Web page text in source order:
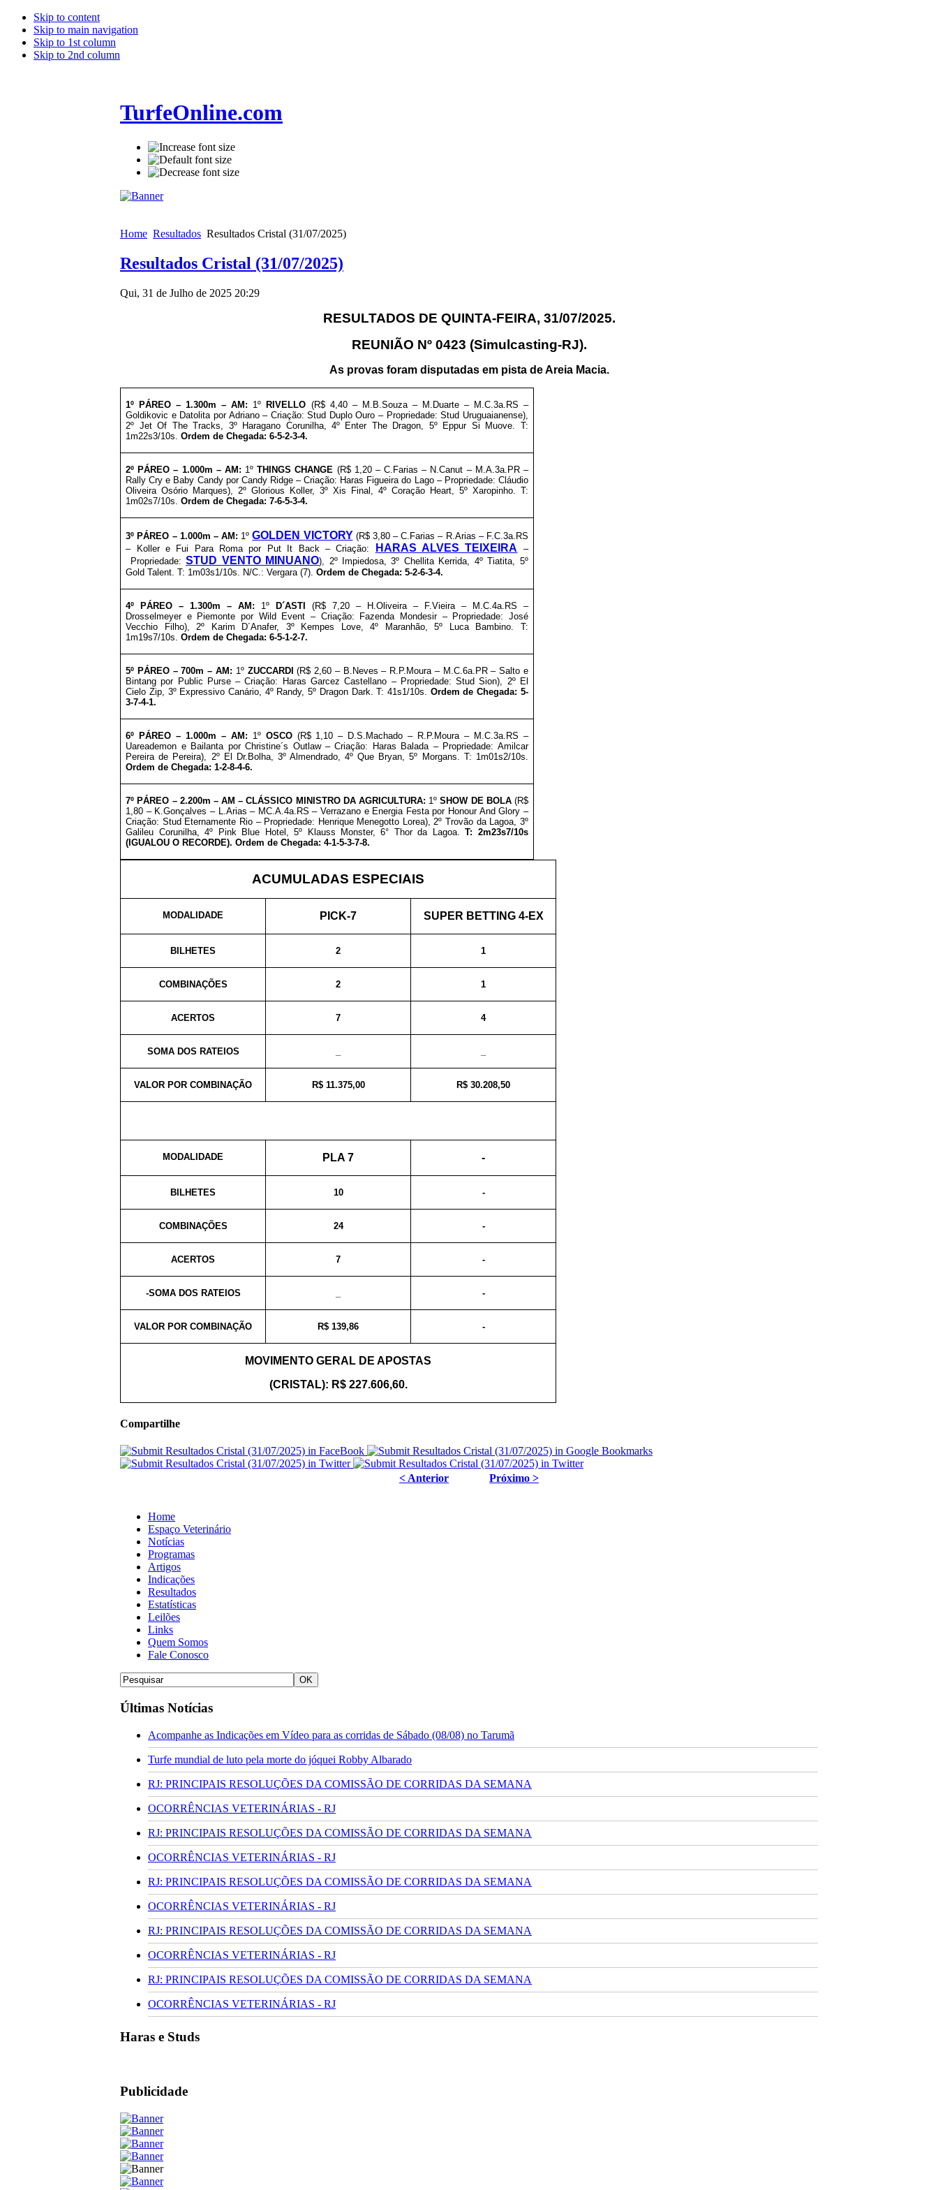
Skip to content
Skip to main navigation
Skip to 1st column
Skip to 2nd column
TurfeOnline.com
Home Resultados Resultados Cristal (31/07/2025)
Resultados Cristal (31/07/2025)
Qui, 31 de Julho de 2025 20:29
RESULTADOS DE QUINTA-FEIRA, 31/07/2025.
REUNIÃO Nº 0423 (Simulcasting-RJ).
As provas foram disputadas em pista de Areia Macia.
1º PÁREO –1.300m – AM: 1º RIVELLO (R$ 4,40 – M.B.Souza – M.Duarte – M.C.3a.RS –
Goldikovic e Datolita por Adriano – Criação: Stud Duplo Ouro – Propriedade: Stud Uruguaianense),
2º Jet Of The Tracks, 3º Haragano Corunilha, 4º Enter The Dragon, 5º Eppur Si Muove. T:
1m22s3/10s.Ordem de Chegada: 6-5-2-3-4.
2º PÁREO – 1.000m – AM: 1º THINGS CHANGE (R$ 1,20 – C.Farias – N.Canut – M.A.3a.PR –
Rally Cry e Baby Candy por Candy Ridge – Criação: Haras Figueira do Lago – Propriedade: Cláudio
Oliveira Osório Marques), 2º Glorious Koller, 3º Xis Final, 4º Coração Heart, 5º Xaropinho. T:
1m02s7/10s.Ordem de Chegada: 7-6-5-3-4.
3º PÁREO – 1.000m – AM: 1º GOLDEN VICTORY (R$ 3,80 – C.Farias – R.Arias – F.C.3a.RS
– Koller e Fui Para Roma por Put It Back – Criação:
HARAS ALVES TEIXEIRA –
Propriedade:STUD VENTO MINUANO), 2º Impiedosa, 3º Chellita Kerrida, 4º Tiatita, 5º
Gold Talent. T: 1m03s1/10s. N/C.: Vergara (7).Ordem de Chegada: 5-2-6-3-4.
4º PÁREO –1.300m – AM: 1º D´ASTI(R$ 7,20 – H.Oliveira – F.Vieira – M.C.4a.RS –
Drosselmeyer e Piemonte por Wild Event – Criação: Fazenda Mondesir – Propriedade: José
Vecchio Filho), 2º Karim D´Anafer, 3º Kempes Love, 4º Maranhão, 5º Luca Bambino. T:
1m19s7/10s.Ordem de Chegada: 6-5-1-2-7.
5º PÁREO – 700m – AM: 1º ZUCCARDI(R$ 2,60 – B.Neves – R.P.Moura – M.C.6a.PR – Salto e
Bintang por Public Purse – Criação: Haras Garcez Castellano – Propriedade: Stud Sion), 2º El
Cielo Zip, 3º Expressivo Canário, 4º Randy, 5º Dragon Dark. T: 41s1/10s. Ordem de Chegada: 5-
3-7-4-1.
6º PÁREO – 1.000m – AM: 1º OSCO (R$ 1,10 – D.S.Machado – R.P.Moura – M.C.3a.RS –
Uareademon e Bailanta por Christine´s Outlaw – Criação: Haras Balada – Propriedade: Amilcar
Pereira de Pereira), 2º El Dr.Bolha, 3º Almendrado, 4º Que Bryan, 5º Morgans. T: 1m01s2/10s.
Ordem de Chegada: 1-2-8-4-6.
7º PÁREO – 2.200m – AM – CLÁSSICO MINISTRO DA AGRICULTURA: 1º SHOW DE BOLA(R$
1,80 – K.Gonçalves – L.Arias – MC.A.4a.RS – Verrazano e Energia Festa por Honour And Glory –
Criação: Stud Eternamente Rio – Propriedade: Henrique Menegotto Lorea), 2º Trovão da Lagoa, 3º
Galileu Corunilha, 4º Pink Blue Hotel, 5º Klauss Monster, 6° Thor da Lagoa.T: 2m23s7/10s
(IGUALOU O RECORDE). Ordem de Chegada: 4-1-5-3-7-8.
ACUMULADAS ESPECIAIS
MODALIDADE PICK-7 SUPER BETTING 4-EX
BILHETES 2 1
COMBINAÇÕES 2 1
ACERTOS 7 4
SOMA DOS RATEIOS
VALOR POR COMBINAÇÃO R$ 11.375,00 R$ 30.208,50
MODALIDADE PLA 7 -
BILHETES 10 -
COMBINAÇÕES 24 -
ACERTOS 7 -
-SOMA DOS RATEIOS -
VALOR POR COMBINAÇÃO R$ 139,86 -
MOVIMENTO GERAL DE APOSTAS
(CRISTAL): R$ 227.606,60.
Compartilhe
< Anterior Próximo >
Home
Espaço Veterinário
Notícias
Programas
Artigos
Indicações
Resultados
Estatísticas
Leilões
Links
Quem Somos
Fale Conosco
Últimas Notícias
Acompanhe as Indicações em Vídeo para as corridas de Sábado (08/08) no Tarumã
Turfe mundial de luto pela morte do jóquei Robby Albarado
RJ: PRINCIPAIS RESOLUÇÕES DA COMISSÃO DE CORRIDAS DA SEMANA
OCORRÊNCIAS VETERINÁRIAS - RJ
RJ: PRINCIPAIS RESOLUÇÕES DA COMISSÃO DE CORRIDAS DA SEMANA
OCORRÊNCIAS VETERINÁRIAS - RJ
RJ: PRINCIPAIS RESOLUÇÕES DA COMISSÃO DE CORRIDAS DA SEMANA
OCORRÊNCIAS VETERINÁRIAS - RJ
RJ: PRINCIPAIS RESOLUÇÕES DA COMISSÃO DE CORRIDAS DA SEMANA
OCORRÊNCIAS VETERINÁRIAS - RJ
RJ: PRINCIPAIS RESOLUÇÕES DA COMISSÃO DE CORRIDAS DA SEMANA
OCORRÊNCIAS VETERINÁRIAS - RJ
Haras e Studs
Publicidade